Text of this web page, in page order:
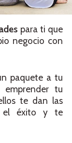
para ti que
negocio con
paquete a tu
tu
te dan las
el éxito y te